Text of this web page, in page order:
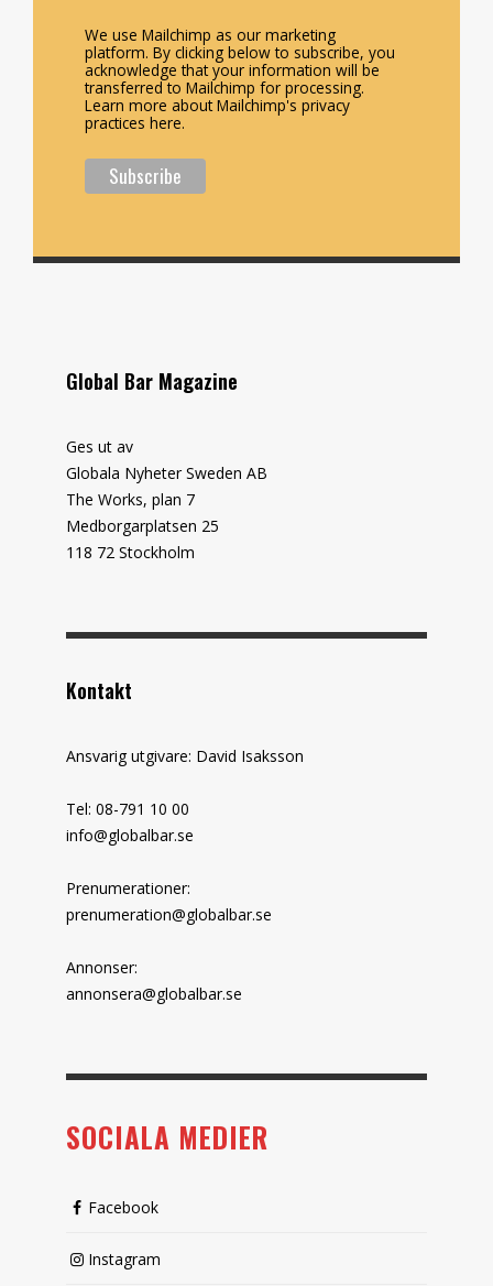
We use Mailchimp as our marketing
platform. By clicking below to subscribe, you
acknowledge that your information will be
transferred to Mailchimp for processing.
Learn more about Mailchimp's privacy
practices here.
Global Bar Magazine
Ges ut av
Globala Nyheter Sweden AB
The Works, plan 7
Medborgarplatsen 25
118 72 Stockholm
Kontakt
Ansvarig utgivare: David Isaksson
Tel: 08-791 10 00
info@globalbar.se
Prenumerationer:
prenumeration@globalbar.se
Annonser:
annonsera@globalbar.se
SOCIALA MEDIER
Facebook
Instagram